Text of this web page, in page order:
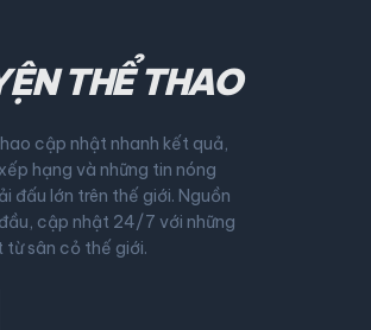
THỂ THAO
cập nhật nhanh kết quả,
hạng và những tin nóng
đấu lớn trên thế giới. Nguồn
cập nhật 24/7 với những
từ sân cỏ thế giới.